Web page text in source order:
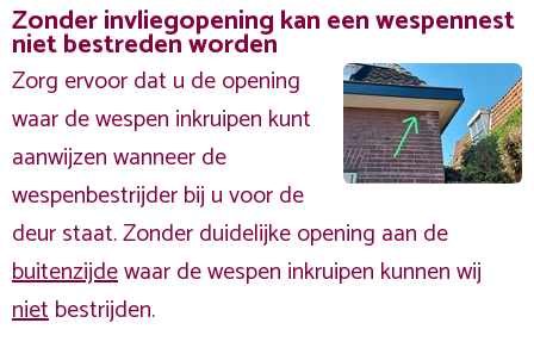
Zonder invliegopening kan een wespennest
niet bestreden worden
Zorg ervoor dat u de opening
waar de wespen inkruipen kunt
aanwijzen wanneer de
wespenbestrijder bij u voor de
deur staat. Zonder duidelijke opening aan de
buitenzijdewaar de wespen inkruipen kunnen wij
nietbestrijden.